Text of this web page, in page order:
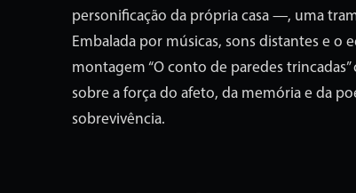
personificação da própria casa —, uma
Embalada por músicas, sons distantes e o
montagem “O conto de paredes
sobre a força do afeto, da memória e da
sobrevivência.